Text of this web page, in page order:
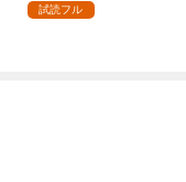
を頑張ります！ 1
試読フル